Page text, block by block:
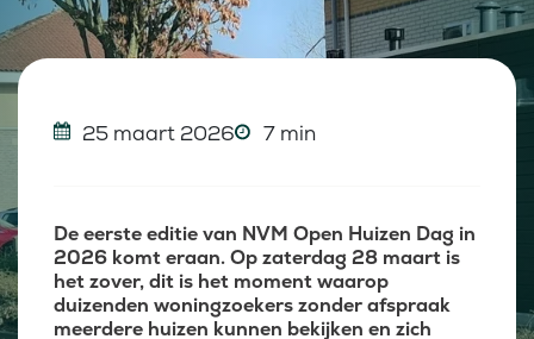
25 maart 2026 7 min
De eerste editie van NVM Open Huizen Dag in
2026 komt eraan. Op zaterdag 28 maart is
het zover, dit is het moment waarop
duizenden woningzoekers zonder afspraak
meerdere huizen kunnen bekijken en zich